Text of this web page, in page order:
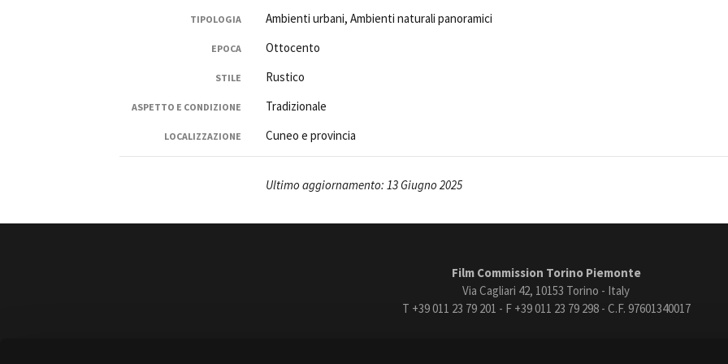
Open Day
Amministrazione trasparente
TIPOLOGIA Ambienti urbani, Ambienti naturali panoramici
EPOCA Ottocento
STILE Rustico
ASPETTO E CONDIZIONE Tradizionale
LOCALIZZAZIONE Cuneo e provincia
Ultimo aggiornamento: 13 Giugno 2025
Film Commission Torino Piemonte
Via Cagliari 42, 10153 Torino - Italy
T +39 011 23 79 201 - F +39 011 23 79 298 - C.F. 97601340017